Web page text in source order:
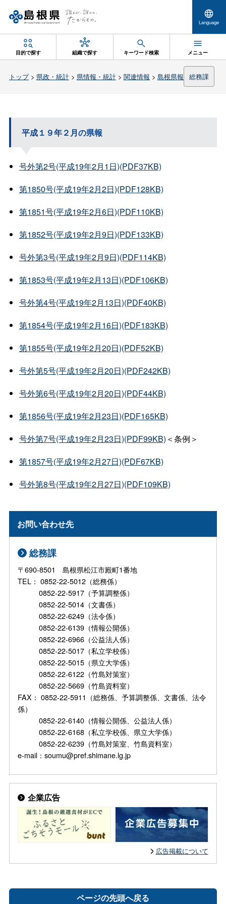
Language
目的で探す 組織で探す キーワード検索 メニュー
トップ> 県政・統計> 県情報・統計> 関連情報 > 島根県報 総務課
平成１９年２月の県報
号外第2号(平成19年2月1日)(PDF37KB)
第1850号(平成19年2月2日)(PDF128KB)
第1851号(平成19年2月6日)(PDF110KB)
第1852号(平成19年2月9日)(PDF133KB)
号外第3号(平成19年2月9日)(PDF114KB)
第1853号(平成19年2月13日)(PDF106KB)
号外第4号(平成19年2月13日)(PDF40KB)
第1854号(平成19年2月16日)(PDF183KB)
第1855号(平成19年2月20日)(PDF52KB)
号外第5号(平成19年2月20日)(PDF242KB)
号外第6号(平成19年2月20日)(PDF44KB)
第1856号(平成19年2月23日)(PDF165KB)
号外第7号(平成19年2月23日)(PDF99KB) ＜条例＞
第1857号(平成19年2月27日)(PDF67KB)
号外第8号(平成19年2月27日)(PDF109KB)
お問い合わせ先
総務課
〒690-8501 島根県松江市殿町1番地
TEL： 0852-22-5012（総務係）
0852-22-5917（予算調整係）
0852-22-5014（文書係）
0852-22-6249（法令係）
0852-22-6139（情報公開係）
0852-22-6966（公益法人係）
0852-22-5017（私立学校係）
0852-22-5015（県立大学係）
0852-22-6122（竹島対策室）
0852-22-5669（竹島資料室）
FAX： 0852-22-5911（総務係、予算調整係、文書係、法令
係）
0852-22-6140（情報公開係、公益法人係）
0852-22-6168（私立学校係、県立大学係）
0852-22-6239（竹島対策室、竹島資料室）
e-mail：soumu@pref.shimane.lg.jp
企業広告
広告掲載について
ページの先頭へ戻る